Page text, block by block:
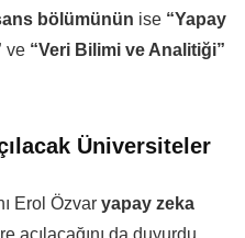
bölümünün ise “Yapay
ve “Veri Bilimi ve Analitiği”
Üniversiteler
Erol Özvar yapay zeka